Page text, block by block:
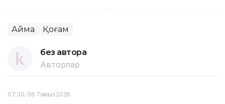
Аймақ Қоғам
без автора
Авторлар
07:30, 06 Тамыз 2026